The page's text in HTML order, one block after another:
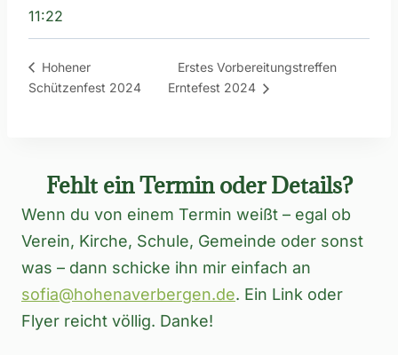
11:22
Hohener
Schützenfest 2024
Erstes Vorbereitungstreffen
Erntefest 2024
Fehlt ein Termin oder Details?
Wenn du von einem Termin weißt – egal ob
Verein, Kirche, Schule, Gemeinde oder sonst
was – dann schicke ihn mir einfach an
sofia@hohenaverbergen.de. Ein Link oder
Flyer reicht völlig. Danke!